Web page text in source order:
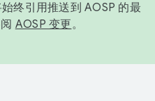
终引用推送到 AOSP 的最
AOSP 变更。